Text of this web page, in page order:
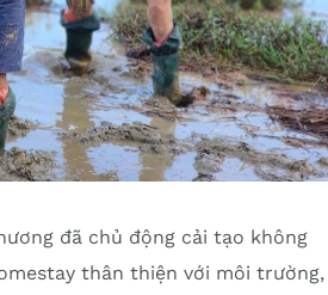
đã chủ động cải tạo không
thân thiện với môi trường,